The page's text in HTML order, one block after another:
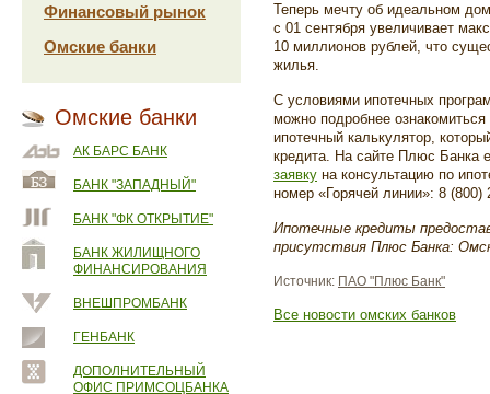
Финансовый рынок
Омские банки
Омские банки
АК БАРС БАНК
БАНК "ЗАПАДНЫЙ"
БАНК "ФК ОТКРЫТИЕ"
БАНК ЖИЛИЩНОГО
ФИНАНСИРОВАНИЯ
ВНЕШПРОМБАНК
ГЕНБАНК
ДОПОЛНИТЕЛЬНЫЙ
ОФИС ПРИМСОЦБАНКА
Теперь мечту об идеальном
с 01 сентября увеличивает
10 миллионов рублей, что
жилья.
С условиями ипотечных
можно подробнее
ипотечный калькулятор,
кредита. На сайте Плюс Банка
заявку на консультацию по
номер «Горячей линии»: 8 (800)
Ипотечные кредиты
присутствия Плюс Банка:
Источник: ПАО "Плюс Банк"
Все новости омских банков